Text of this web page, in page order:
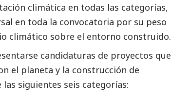
climática en todas las categorías,
en toda la convocatoria por su peso
climático sobre el entorno construido.
candidaturas de proyectos que
el planeta y la construcción de
siguientes seis categorías: